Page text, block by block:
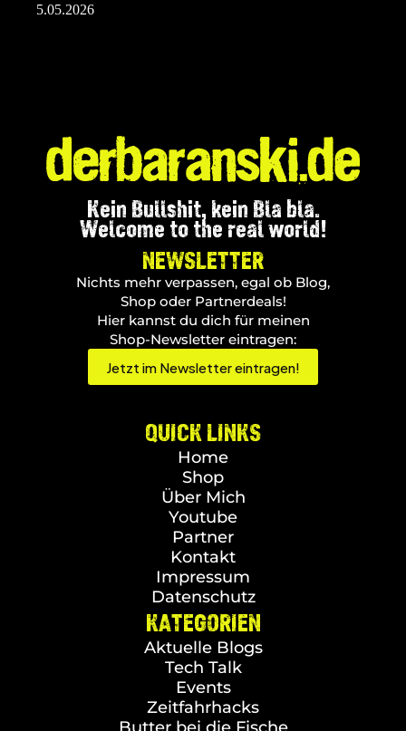
5.05.2026
Kein Bullshit, kein Bla bla.
Welcome to the real world!
NEWSLETTER
Nichts mehr verpassen, egal ob Blog,
Shop oder Partnerdeals!
Hier kannst du dich für meinen
Shop-Newsletter eintragen:
Jetzt im Newsletter eintragen!
QUICK LINKS
Home
Shop
Über Mich
Youtube
Partner
Kontakt
Impressum
Datenschutz
KATEGORIEN
Aktuelle Blogs
Tech Talk
Events
Zeitfahrhacks